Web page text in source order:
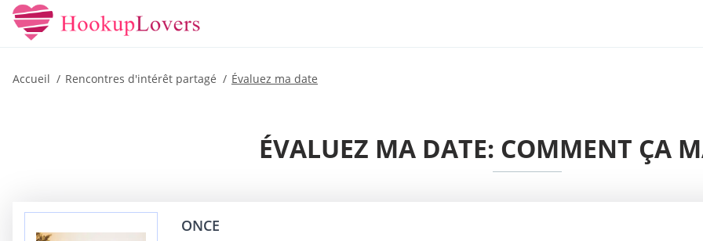
Accueil Rencontres d'intérêt partagé Évaluez ma date
ÉVALUEZ MA DATE: COMMENT ÇA
ONCE